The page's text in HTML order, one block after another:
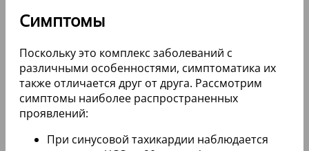
Симптомы
Поскольку это комплекс заболеваний с
различными особенностями, симптоматика их
также отличается друг от друга. Рассмотрим
симптомы наиболее распространенных
проявлений:
При синусовой тахикардии наблюдается